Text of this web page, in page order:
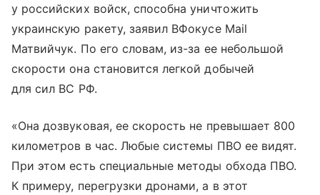
у российских войск, способна уничтожить
украинскую ракету, заявил ВФокусе Mail
Матвийчук. По его словам, из-за ее небольшой
скорости она становится легкой добычей
для сил ВС РФ.
«Она дозвуковая, ее скорость не превышает 800
километров в час. Любые системы ПВО ее видят.
При этом есть специальные методы обхода ПВО.
К примеру, перегрузки дронами, а в этот